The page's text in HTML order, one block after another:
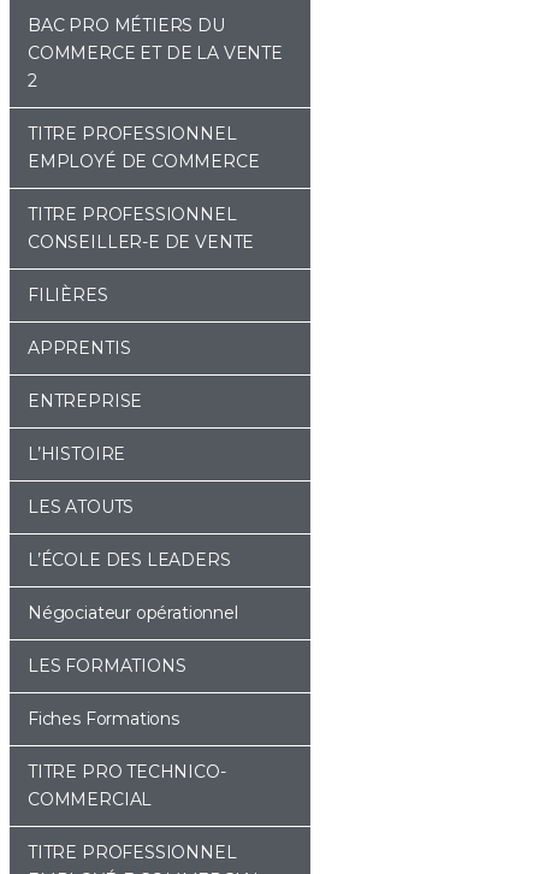
BAC PRO MÉTIERS DU
COMMERCE ET DE LA VENTE
2
TITRE PROFESSIONNEL
EMPLOYÉ DE COMMERCE
TITRE PROFESSIONNEL
CONSEILLER-E DE VENTE
FILIÈRES
APPRENTIS
ENTREPRISE
L’HISTOIRE
LES ATOUTS
L’ÉCOLE DES LEADERS
Négociateur opérationnel
LES FORMATIONS
Fiches Formations
TITRE PRO TECHNICO-
COMMERCIAL
TITRE PROFESSIONNEL